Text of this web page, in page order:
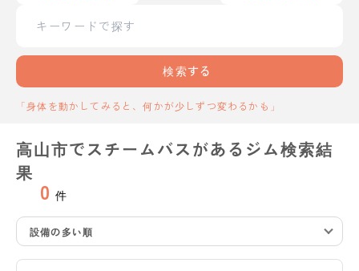
検索する
「身体を動かしてみると、何かが少しずつ変わるかも」
高山市でスチームバスがあるジム検索結
果
0 件
設備の多い順